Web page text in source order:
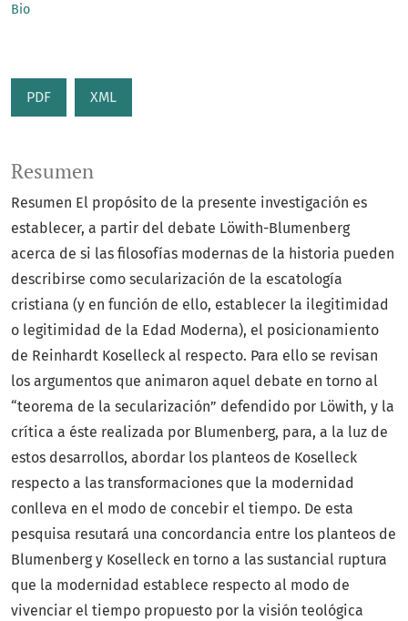
Bio
PDF XML
Resumen
Resumen El propósito de la presente investigación es
establecer, a partir del debate Löwith-Blumenberg
acerca de si las filosofías modernas de la historia pueden
describirse como secularización de la escatología
cristiana (y en función de ello, establecer la ilegitimidad
o legitimidad de la Edad Moderna), el posicionamiento
de Reinhardt Koselleck al respecto. Para ello se revisan
los argumentos que animaron aquel debate en torno al
“teorema de la secularización” defendido por Löwith, y la
crítica a éste realizada por Blumenberg, para, a la luz de
estos desarrollos, abordar los planteos de Koselleck
respecto a las transformaciones que la modernidad
conlleva en el modo de concebir el tiempo. De esta
pesquisa resutará una concordancia entre los planteos de
Blumenberg y Koselleck en torno a las sustancial ruptura
que la modernidad establece respecto al modo de
vivenciar el tiempo propuesto por la visión teológica